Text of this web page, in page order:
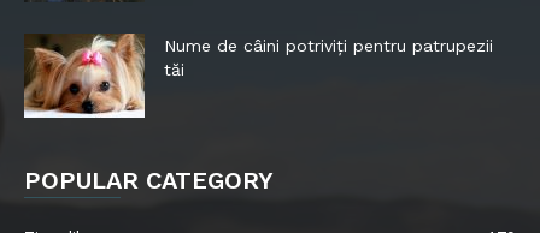
Nume de câini potriviți pentru patrupezii
tăi
POPULAR CATEGORY